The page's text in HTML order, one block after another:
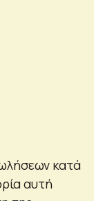
κατά
αυτή